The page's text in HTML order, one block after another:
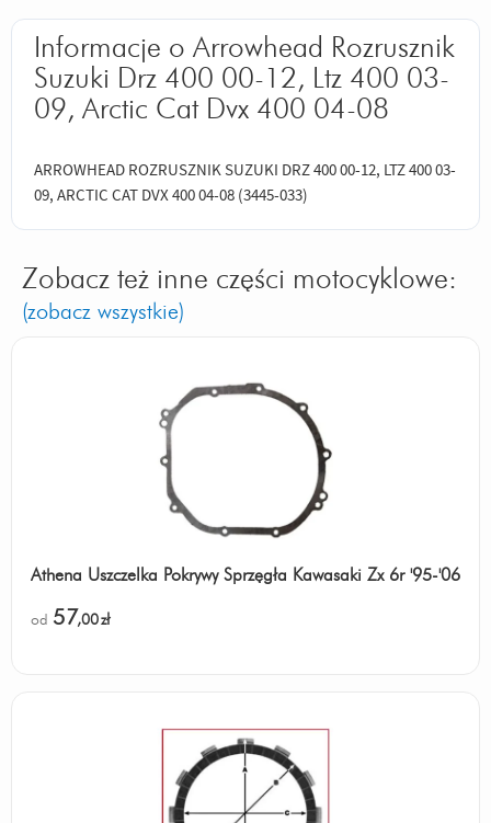
Informacje o Arrowhead Rozrusznik
Suzuki Drz 400 00-12, Ltz 400 03-
09, Arctic Cat Dvx 400 04-08
ARROWHEAD ROZRUSZNIK SUZUKI DRZ 400 00-12, LTZ 400 03-
09, ARCTIC CAT DVX 400 04-08 (3445-033)
Zobacz też inne części motocyklowe:
(zobacz wszystkie)
Athena Uszczelka Pokrywy Sprzęgła Kawasaki Zx 6r '95-'06
od 57,00zł